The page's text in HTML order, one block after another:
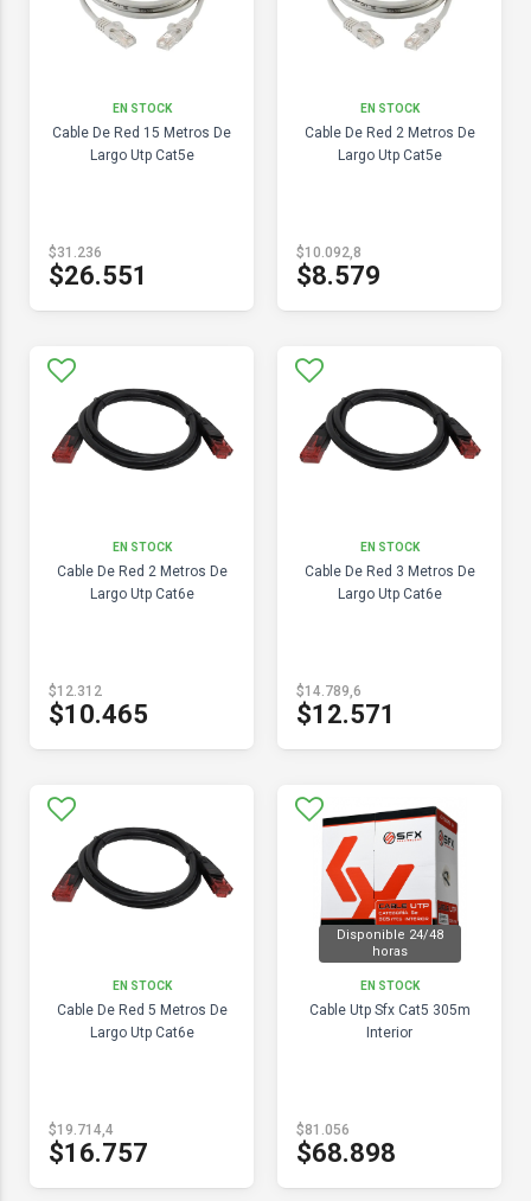
EN STOCK
Cable De Red 15 Metros De
Largo Utp Cat5e
$31.236
$26.551
EN STOCK
Cable De Red 2 Metros De
Largo Utp Cat5e
$10.092,8
$8.579
EN STOCK
Cable De Red 2 Metros De
Largo Utp Cat6e
$12.312
$10.465
EN STOCK
Cable De Red 3 Metros De
Largo Utp Cat6e
$14.789,6
$12.571
EN STOCK
Cable De Red 5 Metros De
Largo Utp Cat6e
$19.714,4
$16.757
Disponible 24/48
horas
EN STOCK
Cable Utp Sfx Cat5 305m
Interior
$81.056
$68.898